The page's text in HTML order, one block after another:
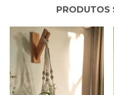
PRODUTOS